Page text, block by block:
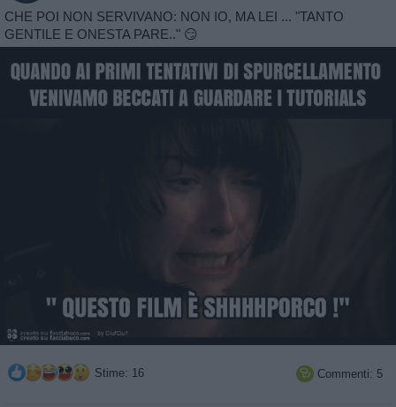
CHE POI NON SERVIVANO: NON IO, MA LEI ... "TANTO
GENTILE E ONESTA PARE.." 😏
Stime: 16  Commenti: 5